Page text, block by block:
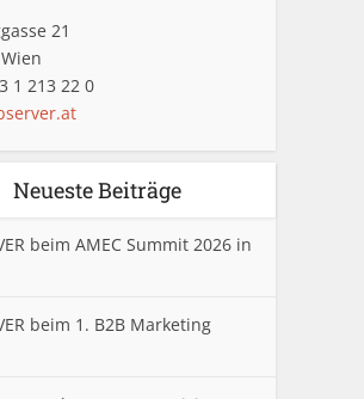
21
1 213 22 0
Neueste Beiträge
beim AMEC Summit 2026 in
beim 1. B2B Marketing